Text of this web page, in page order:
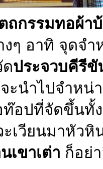
ถกรรมทอผ้า
ๆ อาทิ จุดจำ
ประจวบคีรีขั
ะนำไปจำหน่
อปที่จัดขึ้นทั้ง
เวียนมาหัวหิ
เขาเต่า ก็อย่